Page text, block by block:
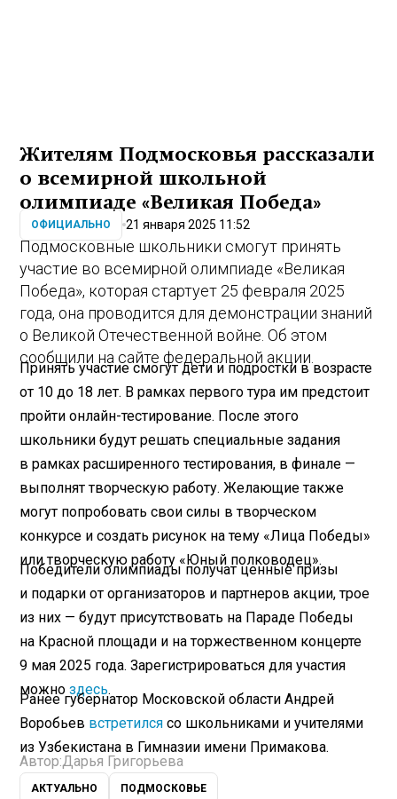
Жителям Подмосковья рассказали
о всемирной школьной
олимпиаде «Великая Победа»
ОФИЦИАЛЬНО 21 января 2025 11:52
Подмосковные школьники смогут принять
участие во всемирной олимпиаде «Великая
Победа», которая стартует 25 февраля 2025
года, она проводится для демонстрации знаний
о Великой Отечественной войне. Об этом
сообщили на сайте федеральной акции.
Принять участие смогут дети и подростки в возрасте
от 10 до 18 лет. В рамках первого тура им предстоит
пройти онлайн-тестирование. После этого
школьники будут решать специальные задания
в рамках расширенного тестирования, в финале —
выполнят творческую работу. Желающие также
могут попробовать свои силы в творческом
конкурсе и создать рисунок на тему «Лица Победы»
или творческую работу «Юный полководец».
Победители олимпиады получат ценные призы
и подарки от организаторов и партнеров акции, трое
из них — будут присутствовать на Параде Победы
на Красной площади и на торжественном концерте
9 мая 2025 года. Зарегистрироваться для участия
можноздесь.
Ранее губернатор Московской области Андрей
Воробьев встретилсясо школьниками и учителями
из Узбекистана в Гимназии имени Примакова.
Автор:Дарья Григорьева
АКТУАЛЬНО ПОДМОСКОВЬЕ